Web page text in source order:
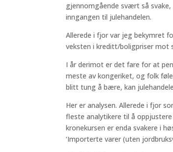
gjennomgående svært så
inngangen til julehandelen.
Allerede i fjor var jeg bekymret
veksten i kreditt/boligpriser mot
I år derimot er det fare for at
meste av kongeriket, og folk
blitt tung å bære, kan
Her er analysen. Allerede i fjor
fleste analytikere til å
kronekursen er enda svakere i
‘Importerte varer (uten